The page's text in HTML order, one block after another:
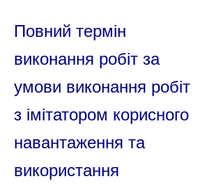
Повний термін
виконання робіт за
умови виконання робіт
з імітатором корисного
навантаження та
використання